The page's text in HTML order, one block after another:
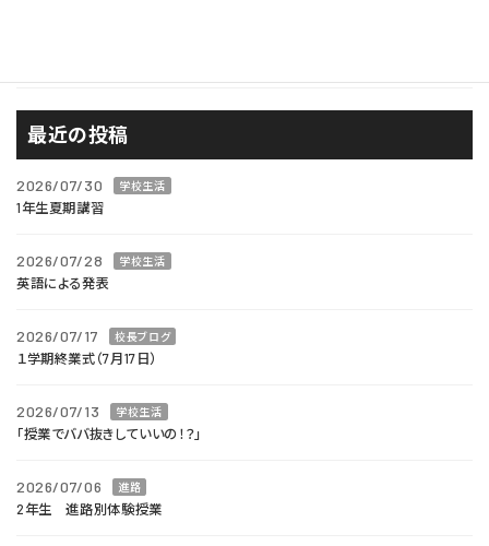
最近の投稿
2026/07/30 学校生活
1年生夏期講習
2026/07/28 学校生活
英語による発表
2026/07/17 校長ブログ
１学期終業式（7月17日）
2026/07/13 学校生活
「授業でババ抜きしていいの！？」
2026/07/06 進路
2年生 進路別体験授業